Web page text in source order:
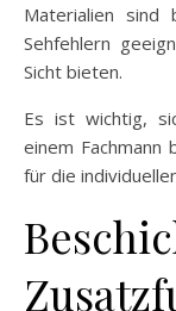
Materialien sind
Sehfehlern
Sicht bieten.
Es ist wichtig,
einem
für die